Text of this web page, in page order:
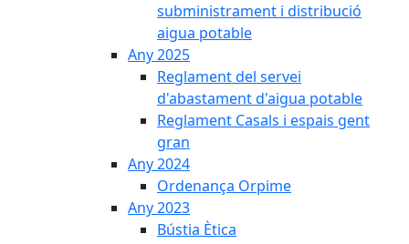
subministrament i distribució
aigua potable
Any 2025
Reglament del servei
d'abastament d'aigua potable
Reglament Casals i espais gent
gran
Any 2024
Ordenança Orpime
Any 2023
Bústia Ètica